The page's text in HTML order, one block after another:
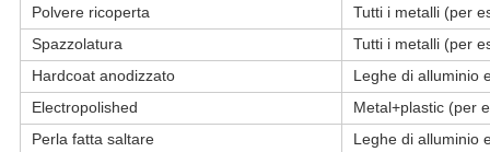
Polvere ricoperta
Tutti i metalli (per
Spazzolatura
Tutti i metalli (per
Hardcoat anodizzato
Leghe di alluminio
Electropolished
Metal+plastic (per
Perla fatta saltare
Leghe di alluminio